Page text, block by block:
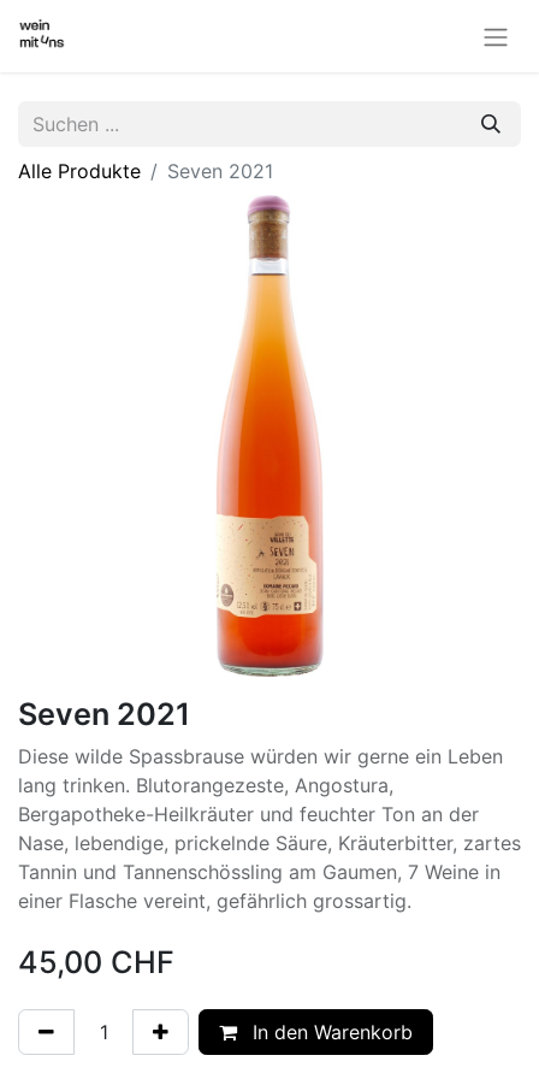
Alle Produkte Seven 2021
Seven 2021
Diese wilde Spassbrause würden wir gerne ein Leben
lang trinken. Blutorangezeste, Angostura,
Bergapotheke-Heilkräuter und feuchter Ton an der
Nase, lebendige, prickelnde Säure, Kräuterbitter, zartes
Tannin und Tannenschössling am Gaumen, 7 Weine in
einer Flasche vereint, gefährlich grossartig.
45,00 CHF
In den Warenkorb